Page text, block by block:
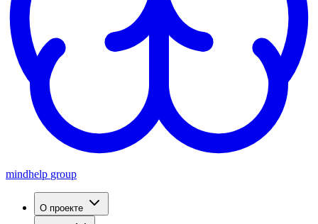
mindhelp group
О проекте